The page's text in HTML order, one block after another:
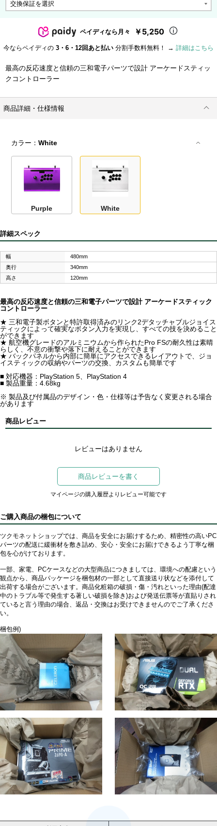
ペイディなら月々 ￥5,250
今ならペイディの 3・6・12回あと払い 分割手数料無料！ → 詳細はこちら
最高の反応速度と信頼の三和電子パーツで設計 アーケードスティッ
クコントローラー
商品詳細・仕様情報
カラー：White
Purple White
詳細スペック
幅
480mm
奥行
340mm
高さ
120mm
最高の反応速度と信頼の三和電子パーツで設計 アーケードスティック
コントローラー
★ 三和電子製ボタンと特許取得済みのリンク2デタッチャブルジョイス
ティックによって確実なボタン入力を実現し、すべての技を決めること
ができます
★ 航空機グレードのアルミニウムから作られたPro FSの耐久性は素晴
らしく、不意の衝撃や落下に耐えることができます
★ バックパネルから内部に簡単にアクセスできるレイアウトで、ジョ
イスティックの収納やパーツの交換、カスタムも簡単です
■ 対応機器：PlayStation 5、PlayStation 4
■ 製品重量：4.68kg
※ 製品及び付属品のデザイン・色・仕様等は予告なく変更される場合
があります
商品レビュー
レビューはありません
商品レビューを書く
マイページの購入履歴よりレビュー可能です
ご購入商品の梱包について
ツクモネットショップでは、商品を安全にお届けするため、精密性の高いPC
パーツの配送に緩衝材を敷き詰め、安心・安全にお届けできるよう丁寧な梱
包を心がけております。
一部、家電、PCケースなどの大型商品につきましては、環境への配慮という
観点から、商品パッケージを梱包材の一部として直接送り状などを添付して
出荷する場合がございます。商品化粧箱の破損・傷・汚れといった理由(配達
中のトラブル等で発生する著しい破損を除き)および発送伝票等が直貼りされ
ていると言う理由の場合、返品・交換はお受けできませんのでご了承くださ
い。
梱包例)